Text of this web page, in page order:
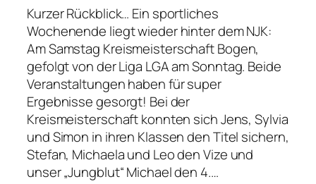
n
o
n
T
o
u
r
:
B
u
Kurzer Rückblick… Ein sportliches
Wochenende liegt wieder hinter dem NJK:
Am Samstag Kreismeisterschaft Bogen,
gefolgt von der Liga LGA am Sonntag. Beide
Veranstaltungen haben für super
Ergebnisse gesorgt! Bei der
Kreismeisterschaft konnten sich Jens, Sylvia
und Simon in ihren Klassen den Titel sichern,
Stefan, Michaela und Leo den Vize und
unser „Jungblut“ Michael den 4.…